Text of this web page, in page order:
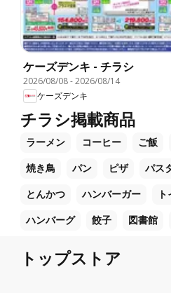
ケーズデンキ - チラシ
2026/08/08-2026/08/14
ケーズデンキ
チラシ掲載商品
ラーメン コーヒー ご飯
焼き鳥 パン ピザ パス
とんかつ ハンバーガー
ハンバーグ 餃子 図書館
トップストア